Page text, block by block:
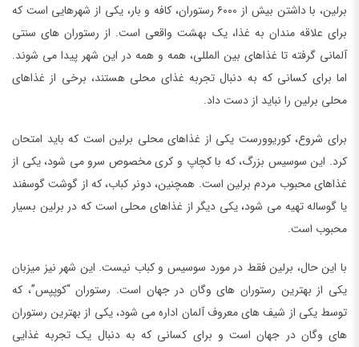
برلین، با داشتن بیش از ۶۰۰۰ رستوران، کافه و بار، یکی از شهرهایی است که
برای علاقه مندان به غذا، یک بهشت واقعی است. از رستوران های سنتی
آلمانی گرفته تا غذاهای بین المللی، همه و همه در این شهر پیدا می شوند.
اما برای کسانی که به دنبال تجربه غذای محلی هستند، برخی از غذاهای
محلی برلین را نباید از دست داد.
برای شروع، کوریوورست یکی از غذاهای محلی برلین است که باید امتحان
کرد. این سوسیس بزرگ، که با کچاپ و کری مخصوص سرو می شود، یکی از
غذاهای محبوب مردم برلین است. همچنین، دونر کباب، که از گوشت گوسفند
یا گوساله تهیه می شود، یکی دیگر از غذاهای محلی است که در برلین بسیار
محبوب است.
با این حال، برلین فقط در مورد سوسیس و کباب نیست. این شهر نیز میزبان
یکی از بهترین رستوران های وگان در جهان است. رستوران “کوپپس”، که
توسط یکی از شیف های معروف آلمان اداره می شود، یکی از بهترین رستوران
های وگان در جهان است و برای کسانی که به دنبال یک تجربه غذایی